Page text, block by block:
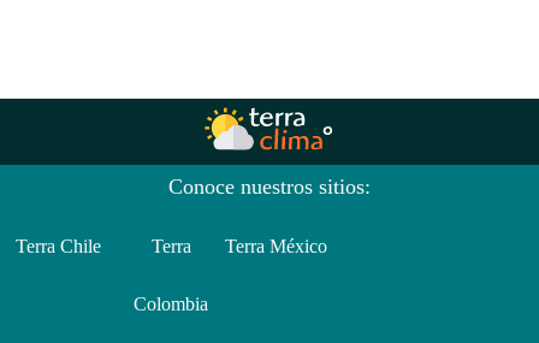
Conoce nuestros sitios:
Terra Chile Terra
Colombia
Terra México